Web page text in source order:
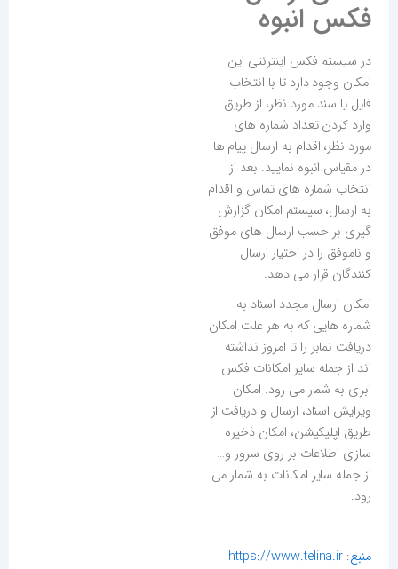
فکس انبوه
در سیستم فکس اینترنتی این
امکان وجود دارد تا با انتخاب
فایل یا سند مورد نظر، از طریق
وارد کردن تعداد شماره های
مورد نظر، اقدام به ارسال پیام ها
در مقیاس انبوه نمایید. بعد از
انتخاب شماره های تماس و اقدام
به ارسال، سیستم امکان گزارش
گیری بر حسب ارسال های موفق
و ناموفق را در اختیار ارسال
کنندگان قرار می دهد.
امکان ارسال مجدد اسناد به
شماره هایی که به هر علت امکان
دریافت نمابر را تا امروز نداشته
اند از جمله سایر امکانات فکس
ابری به شمار می رود. امکان
ویرایش اسناد، ارسال و دریافت از
طریق اپلیکیشن، امکان ذخیره
سازی اطلاعات بر روی سرور و…
از جمله سایر امکانات به شمار می
رود.
منبع:
https://www.telina.ir